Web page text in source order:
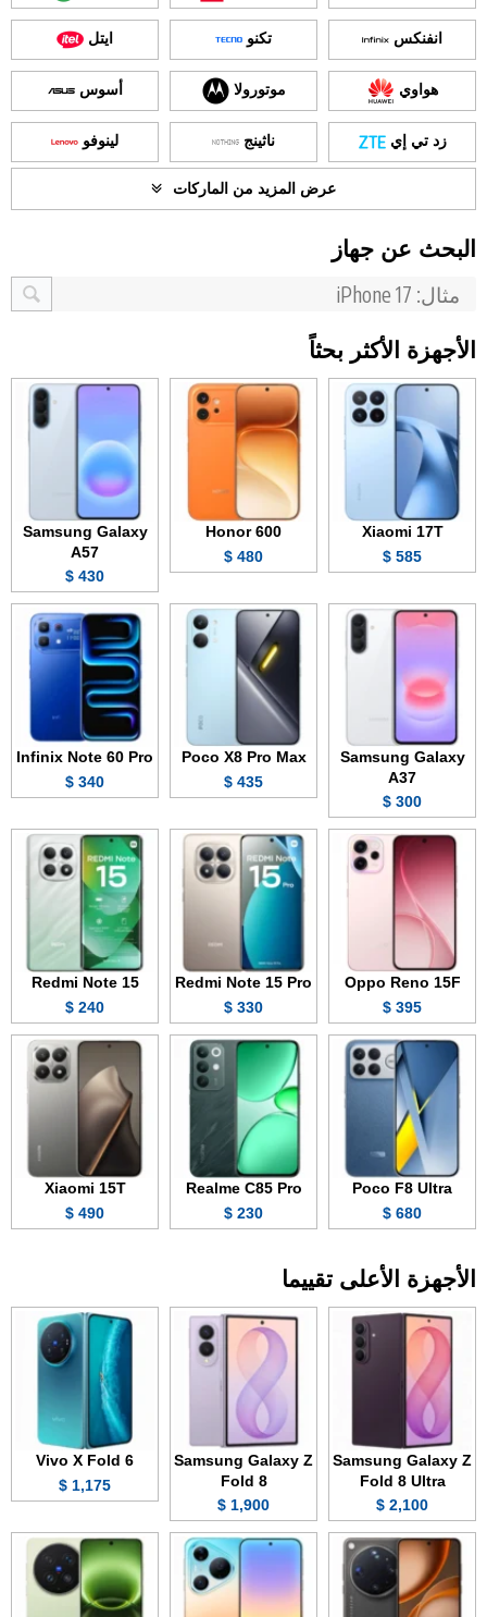
انفنكس تكنو ايتل
هواوي موتورولا أسوس
زد تي إي ناثينج لينوفو
عرض المزيد من الماركات
البحث عن جهاز
الأجهزة الأكثر بحثاً
Xiaomi 17T
585 $
Honor 600
480 $
Samsung Galaxy
A57
430 $
Samsung Galaxy
A37
300 $
Poco X8 Pro Max
435 $
Infinix Note 60 Pro
340 $
Oppo Reno 15F
395 $
Redmi Note 15 Pro
330 $
Redmi Note 15
240 $
Poco F8 Ultra
680 $
Realme C85 Pro
230 $
Xiaomi 15T
490 $
الأجهزة الأعلى تقييما
Samsung Galaxy Z
Fold 8 Ultra
2,100 $
Samsung Galaxy Z
Fold 8
1,900 $
Vivo X Fold 6
1,175 $